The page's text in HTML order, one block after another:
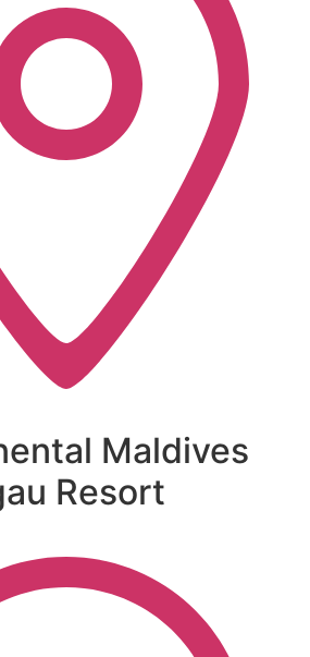
Maldives
Resort